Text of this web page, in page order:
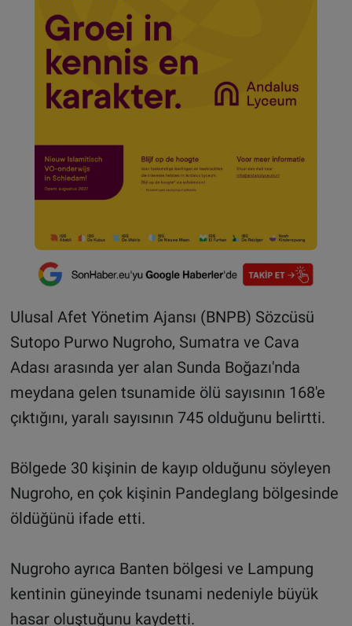
Ulusal Afet Yönetim Ajansı (BNPB) Sözcüsü
Sutopo Purwo Nugroho, Sumatra ve Cava
Adası arasında yer alan Sunda Boğazı'nda
meydana gelen tsunamide ölü sayısının 168'e
çıktığını, yaralı sayısının 745 olduğunu belirtti.
Bölgede 30 kişinin de kayıp olduğunu söyleyen
Nugroho, en çok kişinin Pandeglang bölgesinde
öldüğünü ifade etti.
Nugroho ayrıca Banten bölgesi ve Lampung
kentinin güneyinde tsunami nedeniyle büyük
hasar oluştuğunu kaydetti.